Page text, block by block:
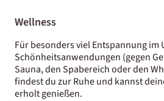
Wellness
Für besonders viel Entspannung im
Schönheitsanwendungen (gegen
Sauna, den Spabereich oder den
findest du zur Ruhe und kannst
erholt genießen.